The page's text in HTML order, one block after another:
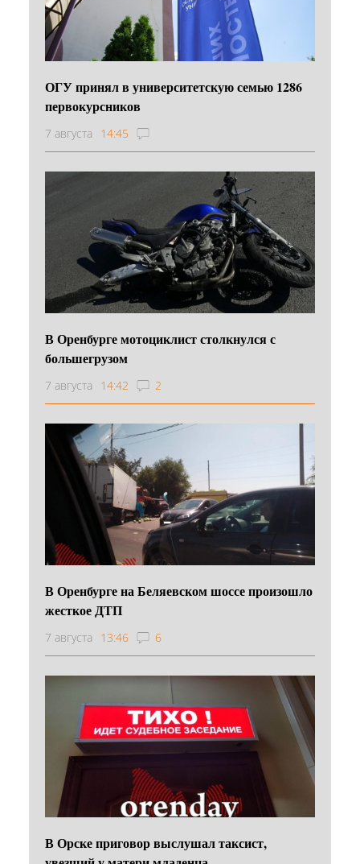
ОГУ принял в университетскую семью 1286
первокурсников
7 августа 14:45
В Оренбурге мотоциклист столкнулся с
большегрузом
7 августа 14:42 2
В Оренбурге на Беляевском шоссе произошло
жесткое ДТП
7 августа 13:46 6
В Орске приговор выслушал таксист,